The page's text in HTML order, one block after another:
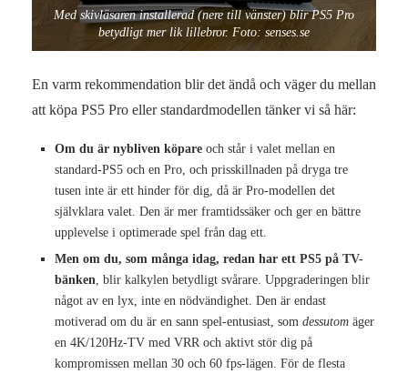
Med skivläsaren installerad (nere till vänster) blir PS5 Pro
betydligt mer lik lillebror. Foto: senses.se
En varm rekommendation blir det ändå och väger du mellan
att köpa PS5 Pro eller standardmodellen tänker vi så här:
Om du är nybliven köpare och står i valet mellan en
standard-PS5 och en Pro, och prisskillnaden på dryga tre
tusen inte är ett hinder för dig, då är Pro-modellen det
självklara valet. Den är mer framtidssäker och ger en bättre
upplevelse i optimerade spel från dag ett.
Men om du, som många idag, redan har ett PS5 på TV-
bänken , blir kalkylen betydligt svårare. Uppgraderingen blir
något av en lyx, inte en nödvändighet. Den är endast
motiverad om du är en sann spel-entusiast, som dessutom äger
en 4K/120Hz-TV med VRR och aktivt stör dig på
kompromissen mellan 30 och 60 fps-lägen. För de flesta